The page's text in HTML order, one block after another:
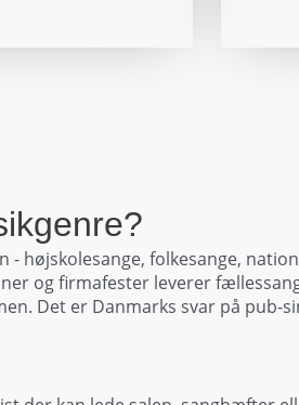
højskolesange, folkesange,
og firmafester leverer
Det er Danmarks svar på pub-